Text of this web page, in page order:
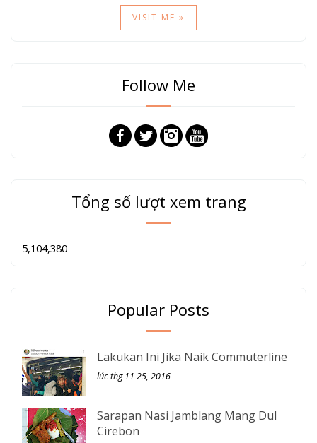
VISIT ME »
Follow Me
Tổng số lượt xem trang
5,104,380
Popular Posts
Lakukan Ini Jika Naik Commuterline
lúc thg 11 25, 2016
Sarapan Nasi Jamblang Mang Dul
Cirebon